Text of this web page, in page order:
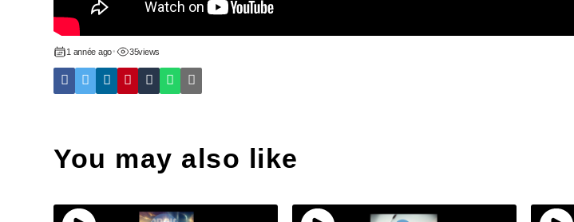
1 année ago• 35views
You may also like